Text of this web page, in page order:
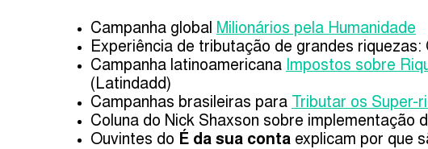
Campanha global Milionários pela Humanidade
Experiência de tributação de grandes
Campanha latinoamericana Impostos sobre
(Latindadd)
Campanhas brasileiras para Tributar os Super-
Coluna do Nick Shaxson sobre implementação
Ouvintes do É da sua conta explicam por que